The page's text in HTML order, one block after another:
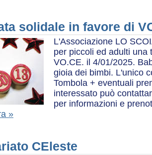
solidale in favore di
L'Associazione LO
per piccoli ed adulti una
VO.CE. il 4/01/2025.
gioia dei bimbi. L'unico
Tombola + eventuali
interessato può
per informazioni e
»
CEleste